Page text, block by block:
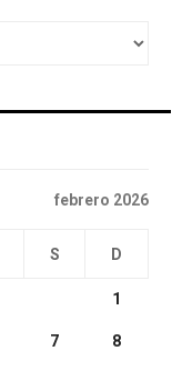
febrero 2026
S D
1
7 8